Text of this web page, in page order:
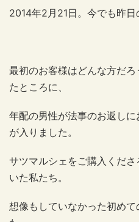
2014年2月21日。今でも昨日
最初のお客様はどんな方だ
たところに、
年配の男性が法事のお返し
が入りました。
サツマルシェをご購入くだ
いた私たち。
想像もしていなかった初め